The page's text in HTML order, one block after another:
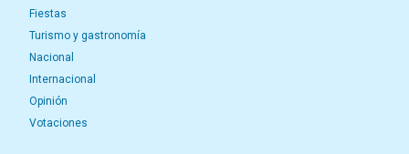
Fiestas
Turismo y gastronomía
Nacional
Internacional
Opinión
Votaciones